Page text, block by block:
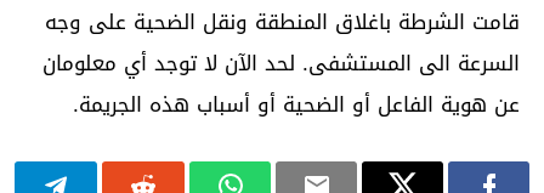
قامت الشرطة باغلاق المنطقة ونقل الضحية على وجه
السرعة الى المستشفى. لحد الآن لا توجد أي معلومان
عن هوية الفاعل أو الضحية أو أسباب هذه الجريمة.